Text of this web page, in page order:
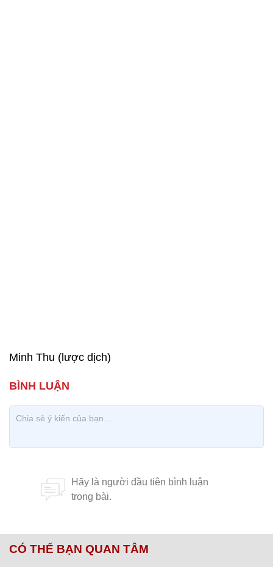
Minh Thu (lược dịch)
CÓ THỂ BẠN QUAN TÂM